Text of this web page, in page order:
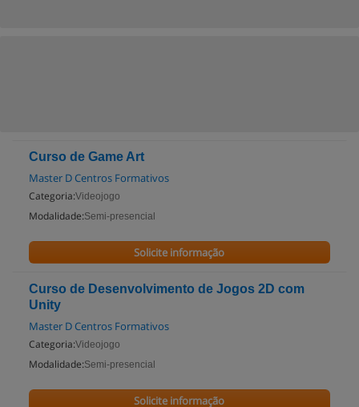
Curso de Game Art
Master D Centros Formativos
Categoria:Videojogo
Modalidade:Semi-presencial
Solicite informação
Curso de Desenvolvimento de Jogos 2D com
Unity
Master D Centros Formativos
Categoria:Videojogo
Modalidade:Semi-presencial
Solicite informação